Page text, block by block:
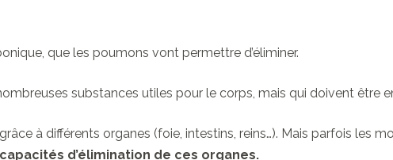
que les poumons vont permettre d’éliminer.
substances utiles pour le corps, mais qui doivent être
à différents organes (foie, intestins, reins…). Mais parfois les
d’élimination de ces organes.